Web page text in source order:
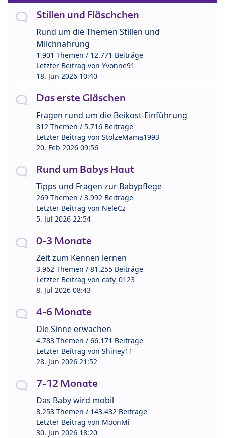
Stillen und Fläschchen
Rund um die Themen Stillen und
Milchnahrung
1.901 Themen / 12.771 Beiträge
Letzter Beitrag von Yvonne91
18. Jun 2026 10:40
Das erste Gläschen
Fragen rund um die Beikost-Einführung
812 Themen / 5.716 Beiträge
Letzter Beitrag von StolzeMama1993
20. Feb 2026 09:56
Rund um Babys Haut
Tipps und Fragen zur Babypflege
269 Themen / 3.992 Beiträge
Letzter Beitrag von NeleCz
5. Jul 2026 22:54
0-3 Monate
Zeit zum Kennen lernen
3.962 Themen / 81.255 Beiträge
Letzter Beitrag von caty_0123
8. Jul 2026 08:43
4-6 Monate
Die Sinne erwachen
4.783 Themen / 66.171 Beiträge
Letzter Beitrag von Shiney11
28. Jun 2026 21:52
7-12 Monate
Das Baby wird mobil
8.253 Themen / 143.432 Beiträge
Letzter Beitrag von MoonMi
30. Jun 2026 18:20